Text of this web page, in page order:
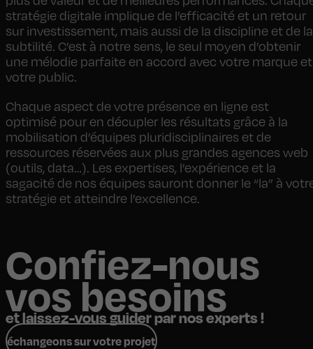
stratégie digitale implique de l’efficacité et un retour
sur investissement, mais aussi de la discipline et de la
subtilité. C’est à notre sens, le seul moyen d’obtenir
une mélodie parfaite en accord avec votre marque et
votre public.
Chaque aspect de votre présence en ligne est
optimisé pour en décupler les résultats grâce à la
mobilisation d’équipes pluridisciplinaires et de
ressources réservées aux plus grandes agences web
(outils, data…). Les expertises, l’expérience et la
sagacité de nos équipes sauront donner le “la” à
stratégie et atteindre l’excellence.
Confiez-nous
vos besoins
et laissez-vous guider par nos experts !
échangeons sur votre projet